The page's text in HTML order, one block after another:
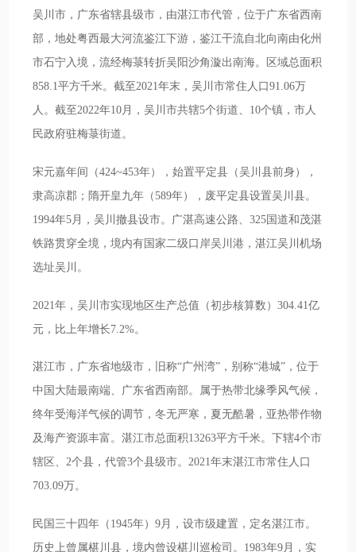
吴川市，广东省辖县级市，由湛江市代管，位于广东省西南
部，地处粤西最大河流鉴江下游，鉴江干流自北向南由化州
市石宁入境，流经梅菉转折吴阳沙角漩出南海。区域总面积
858.1平方千米。截至2021年末，吴川市常住人口91.06万
人。截至2022年10月，吴川市共辖5个街道、10个镇，市人
民政府驻梅菉街道。
宋元嘉年间（424~453年），始置平定县（吴川县前身），
隶高凉郡；隋开皇九年（589年），废平定县设置吴川县。
1994年5月，吴川撤县设市。广湛高速公路、325国道和茂湛
铁路贯穿全境，境内有国家二级口岸吴川港，湛江吴川机场
选址吴川。
2021年，吴川市实现地区生产总值（初步核算数）304.41亿
元，比上年增长7.2%。
湛江市，广东省地级市，旧称“广州湾”，别称“港城”，位于
中国大陆最南端、广东省西南部。属于热带北缘季风气候，
终年受海洋气候的调节，冬无严寒，夏无酷暑，亚热带作物
及海产资源丰富。湛江市总面积13263平方千米。下辖4个市
辖区、2个县，代管3个县级市。2021年末湛江市常住人口
703.09万。
民国三十四年（1945年）9月，设市级建置，定名湛江市。
历史上曾属椹川县，境内曾设椹川巡检司。1983年9月，实